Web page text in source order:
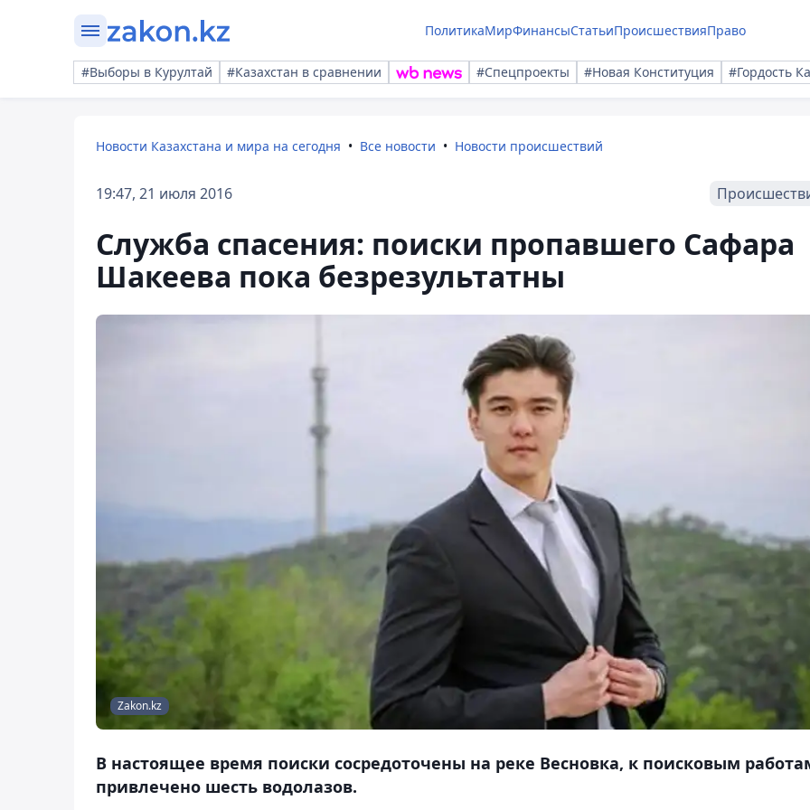
ПолитикаМирФинансыСтатьиПроисшествияПраво
#Выборы в Курултай #Казахстан в сравнении #Спецпроекты #Новая Конституция #Гордость
Новости Казахстана и мира на сегодня Все новости Новости происшествий
19:47, 21 июля 2016
Служба спасения: поиски пропавшего Сафара
Шакеева пока безрезультатны
Zakon.kz
В настоящее время поиски сосредоточены на реке Весновка, к поисковым
привлечено шесть водолазов.